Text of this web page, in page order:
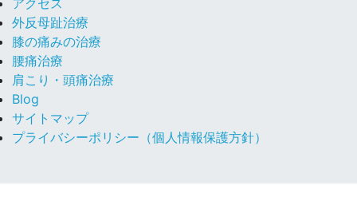
外反母趾治療
膝の痛みの治療
腰痛治療
肩こり・頭痛治療
Blog
サイトマップ
プライバシーポリシー（個人情報保護方針）